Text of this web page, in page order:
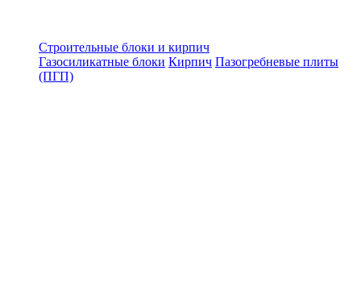
Строительные блоки и кирпич
Газосиликатные блоки Кирпич Пазогребневые плиты
(ПГП)